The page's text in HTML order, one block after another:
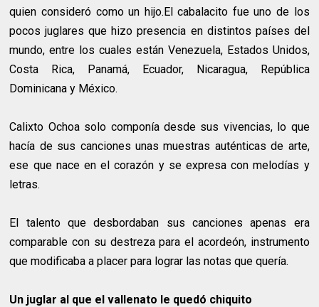
quien consideró como un hijo.El cabalacito fue uno de los
pocos juglares que hizo presencia en distintos países del
mundo, entre los cuales están Venezuela, Estados Unidos,
Costa Rica, Panamá, Ecuador, Nicaragua, República
Dominicana y México.
Calixto Ochoa solo componía desde sus vivencias, lo que
hacía de sus canciones unas muestras auténticas de arte,
ese que nace en el corazón y se expresa con melodías y
letras.
El talento que desbordaban sus canciones apenas era
comparable con su destreza para el acordeón, instrumento
que modificaba a placer para lograr las notas que quería.
Un juglar al que el vallenato le quedó chiquito